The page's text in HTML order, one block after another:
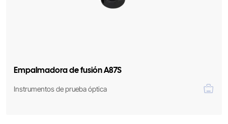
Empalmadora de fusión A87S
Instrumentos de prueba óptica